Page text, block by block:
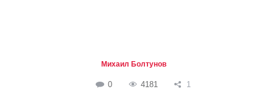
Михаил Болтунов
0 4181 1